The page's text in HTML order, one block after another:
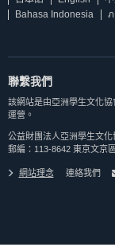
Bahasa Indonesia
聯繫我們
該網站是由亞洲學生文化
運營。
公益財團法人亞洲學生文
郵編：113-8642 東京文京
網站理念 連絡我們